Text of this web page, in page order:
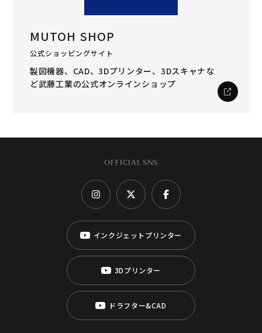
MUTOH SHOP
公式ショッピングサイト
製図機器、CAD、3Dプリンター、3Dスキャナな
ど武藤工業の公式オンラインショップ
OFFICIAL SNS
インクジェットプリンター
3Dプリンター
ドラフター&CAD